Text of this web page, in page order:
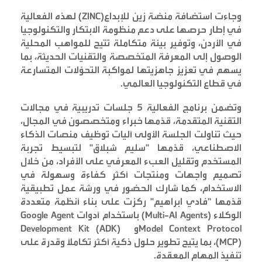
وجاءت استضافة منصّة زين للإبداع(ZINC)
لهذه الفعالية
في إطار حرصها على دعم منظومة الابتكار والتكنولوجيا
في الأردن، وتوفير بيئة متكاملة تتيح للمواهب المحلية
الوصول إلى المعرفة المتخصصة والتقنيات الحديثة، بما
يسهم في تعزيز جاهزيتها لمواكبة التحوّلات المتسارعة
في قطاع التكنولوجيا العالمي.
وتضمن برنامج الفعالية 5 جلسات تدريبية في مجالات
التقنية المتقدمة، قدّمها خبراء ومتخصصون في المجال،
حيث تناولت الجلسة الأولى آليات توظيف منصات الذكاء
الاصطناعي، قدّمها "سليم شبلاق" لتبسيط تجربة
المستخدم وتقليل العبء المعرفي على الأفراد، من خلال
تصميم واجهات ومنتجات أكثر كفاءة وسهولة في
الاستخدام، كما شارك الحضور في ورشة عمل تطبيقية
قدّمها "فادي ابراهيم" ركزت على بناء أنظمة متعددة
الوكلاء (Multi-AI Agents) باستخدام أدوات Google Agent
Development Kit (ADK) وModel Context Protocol
(MCP)، بما يتيح تطوير حلول ذكية أكثر تكاملاً وقدرة على
تنفيذ المهام المعقدة.